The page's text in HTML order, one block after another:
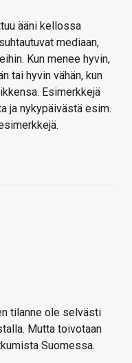
ääni kellossa
mediaan,
Kun menee hyvin,
tai hyvin vähän, kun
Esimerkkejä
ja nykypäivästä esim.
tilanne ole selvästi
Mutta toivotaan
Suomessa.